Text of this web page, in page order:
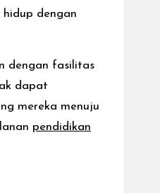
dengan
dengan fasilitas
dapat
mereka menuju
pendidikan